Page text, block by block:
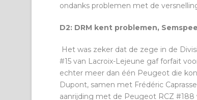
ondanks problemen met de
D2: DRM kent problemen,
Het was zeker dat de zege in de
#15 van Lacroix-Lejeune gaf forfait
echter meer dan één Peugeot die
Dupont, samen met Frédéric
aanrijding met de Peugeot RCZ